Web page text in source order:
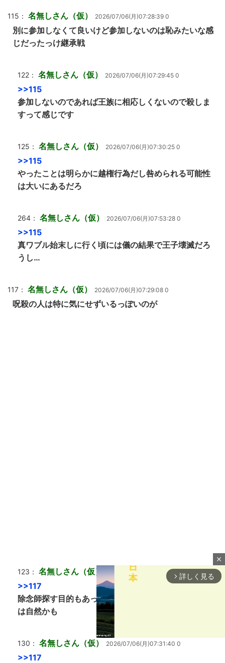
115： 名無しさん（仮） 2026/07/06(月)07:28:39 0
別に参加しなくて良いけど参加しないのは恥みたいな感
じだったっけ継承戦
122： 名無しさん（仮） 2026/07/06(月)07:29:45 0
>>115
参加しないのであれば王族に相応しくないので殺しま
すって感じです
125： 名無しさん（仮） 2026/07/06(月)07:30:25 0
>>115
やったことは明らかに越権行為だし咎められる可能性
は大いにあるだろ
264： 名無しさん（仮） 2026/07/06(月)07:53:28 0
>>115
真ワブル始末しに行く頃には儀の結果で王子壊滅だろ
うし…
117： 名無しさん（仮） 2026/07/06(月)07:29:08 0
呪殺の人は特に気にせずいるっぽいのが
123： 名無しさん（仮） 2026/07/06(月)07:29:52 0
>>117
除念師探す目的もあったから人が集まる講習に来るの
は自然かも
130： 名無しさん（仮） 2026/07/06(月)07:31:40 0
>>117
close
arrow_forward_ios 詳しく見る